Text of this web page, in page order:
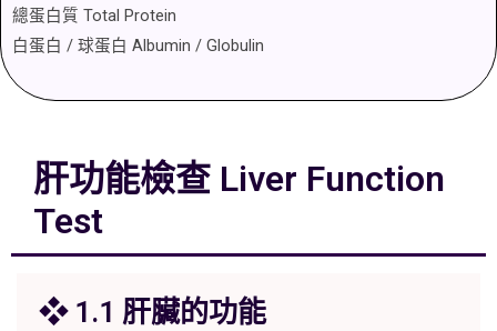
總蛋白質 Total Protein
白蛋白 / 球蛋白 Albumin / Globulin
肝功能檢查 Liver Function
Test
❖ 1.1 肝臟的功能